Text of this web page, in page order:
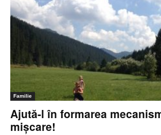
Familie
Ajută-l în formarea
mişcare!